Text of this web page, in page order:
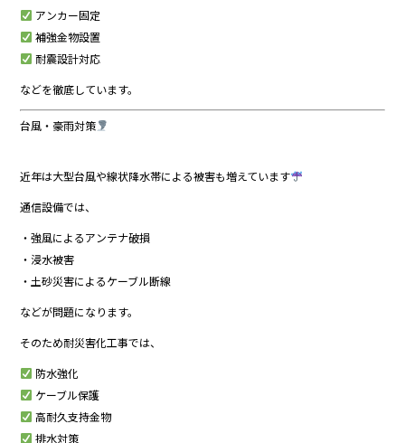
アンカー固定
補強金物設置
耐震設計対応
などを徹底しています。
台風・豪雨対策
近年は大型台風や線状降水帯による被害も増えています
通信設備では、
・強風によるアンテナ破損
・浸水被害
・土砂災害によるケーブル断線
などが問題になります。
そのため耐災害化工事では、
防水強化
ケーブル保護
高耐久支持金物
排水対策